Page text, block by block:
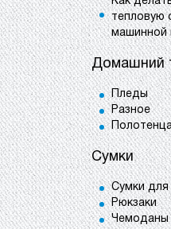
тепловую
машинной
Домашний
Пледы
Разное
Сумки
Сумки для
Рюкзаки
Чемоданы